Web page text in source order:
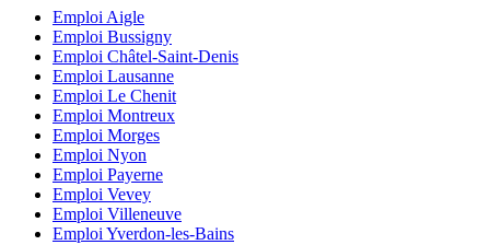
Emploi Aigle
Emploi Bussigny
Emploi Châtel-Saint-Denis
Emploi Lausanne
Emploi Le Chenit
Emploi Montreux
Emploi Morges
Emploi Nyon
Emploi Payerne
Emploi Vevey
Emploi Villeneuve
Emploi Yverdon-les-Bains